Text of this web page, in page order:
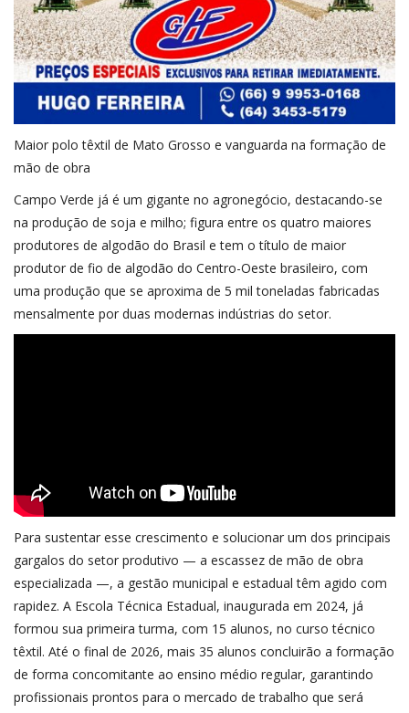
Maior polo têxtil de Mato Grosso e vanguarda na formação de
mão de obra
Campo Verde já é um gigante no agronegócio, destacando-se
na produção de soja e milho; figura entre os quatro maiores
produtores de algodão do Brasil e tem o título de maior
produtor de fio de algodão do Centro-Oeste brasileiro, com
uma produção que se aproxima de 5 mil toneladas fabricadas
mensalmente por duas modernas indústrias do setor.
Para sustentar esse crescimento e solucionar um dos principais
gargalos do setor produtivo — a escassez de mão de obra
especializada —, a gestão municipal e estadual têm agido com
rapidez. A Escola Técnica Estadual, inaugurada em 2024, já
formou sua primeira turma, com 15 alunos, no curso técnico
têxtil. Até o final de 2026, mais 35 alunos concluirão a formação
de forma concomitante ao ensino médio regular, garantindo
profissionais prontos para o mercado de trabalho que será